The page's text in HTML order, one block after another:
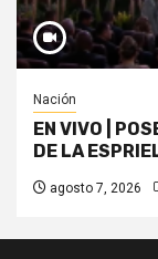
Nación
EN VIVO |
DE LA
agosto 7, 2026